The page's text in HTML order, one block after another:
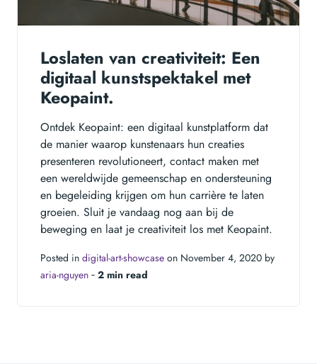
Loslaten van creativiteit: Een
digitaal kunstspektakel met
Keopaint.
Ontdek Keopaint: een digitaal kunstplatform dat
de manier waarop kunstenaars hun creaties
presenteren revolutioneert, contact maken met
een wereldwijde gemeenschap en ondersteuning
en begeleiding krijgen om hun carrière te laten
groeien. Sluit je vandaag nog aan bij de
beweging en laat je creativiteit los met Keopaint.
Posted in digital-art-showcase on November 4, 2020 by
aria-nguyen ‐ 2 min read